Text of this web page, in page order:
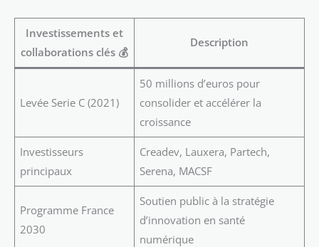
Investissements et
collaborations clés 💰
Description
Levée Serie C (2021)
50 millions d’euros pour
consolider et accélérer la
croissance
Investisseurs
principaux
Creadev, Lauxera, Partech,
Serena, MACSF
Programme France
2030
Soutien public à la stratégie
d’innovation en santé
numérique